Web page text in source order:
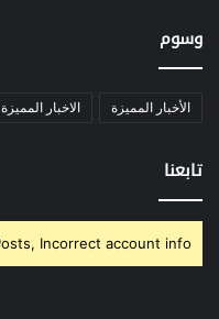
وسوم
الأخبار المميزة الاخبار المميزة
تابعنا
Incorrect account info.